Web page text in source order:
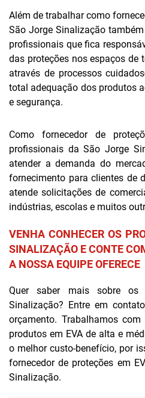
Além de trabalhar como
São Jorge Sinalização
profissionais que fica
das proteções nos espaços de
através de processos
total adequação dos produtos
e segurança.
Como fornecedor de
profissionais da São Jorge
atender a demanda do
fornecimento para clientes de
atende solicitações de
indústrias, escolas e muitos
VENHA CONHECER OS
SINALIZAÇÃO E CONTE
A NOSSA EQUIPE OFERECE
Quer saber mais sobre
Sinalização? Entre em
orçamento. Trabalhamos
produtos em EVA de alta e
o melhor custo-benefício, por
fornecedor de proteções em
Sinalização.